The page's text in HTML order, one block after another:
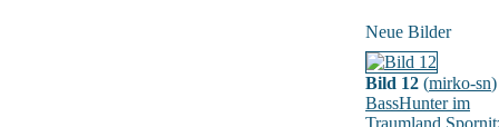
Neue Bilder
Bild 12 (mirko-sn)
BassHunter im
Traumland